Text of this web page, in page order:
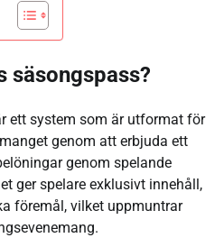
säsongspass?
ett system som är utformat för
genom att erbjuda ett
genom spelande
ger spelare exklusivt innehåll,
föremål, vilket uppmuntrar